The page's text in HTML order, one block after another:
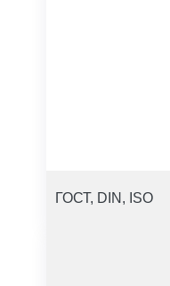
ГОСТ, DIN, ISO